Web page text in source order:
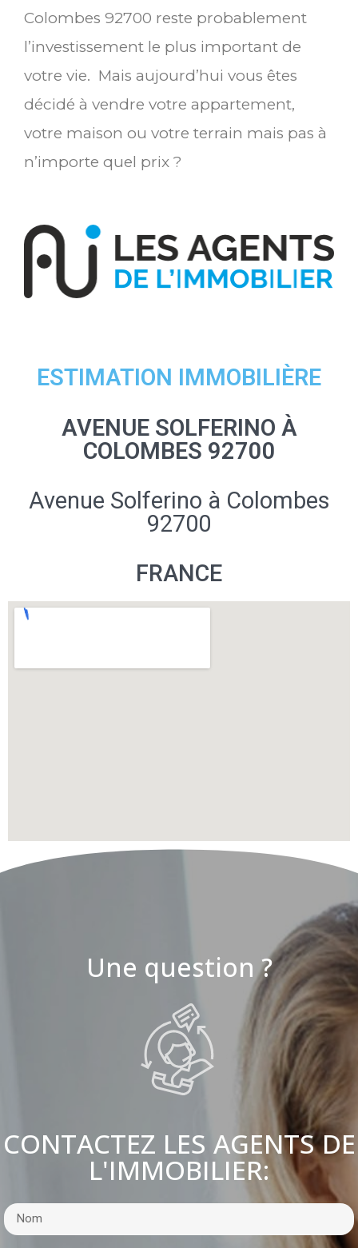
Colombes 92700 reste probablement
l’investissement le plus important de
votre vie. Mais aujourd’hui vous êtes
décidé à vendre votre appartement,
votre maison ou votre terrain mais pas à
n’importe quel prix ?
ESTIMATION IMMOBILIÈRE
AVENUE SOLFERINO À
COLOMBES 92700
Avenue Solferino à Colombes
92700
FRANCE
Une question ?
CONTACTEZ LES AGENTS DE
L'IMMOBILIER: